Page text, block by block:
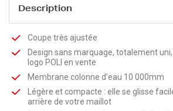
Description
Coupe très ajustée
Design sans marquage, totalement
logo POLI en vente
Membrane colonne d’eau 10 000mm
Légère et compacte : elle se glisse
arrière de votre maillot